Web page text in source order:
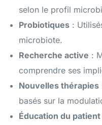
selon le profil
Probiotiques :
microbiote.
Recherche active :
comprendre ses
Nouvelles thérapies
basés sur la
Éducation du patient